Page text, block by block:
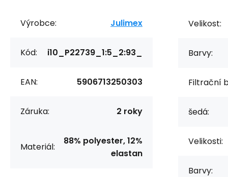
Výrobce: Julimex
Kód: i10_P22739_1:5_2:93_
EAN: 5906713250303
Záruka: 2 roky
Materiál:
88% polyester, 12%
elastan
Velikost:
Barvy:
Filtrační
šedá:
Velikosti:
Barvy: